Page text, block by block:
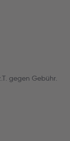
gegen Gebühr.